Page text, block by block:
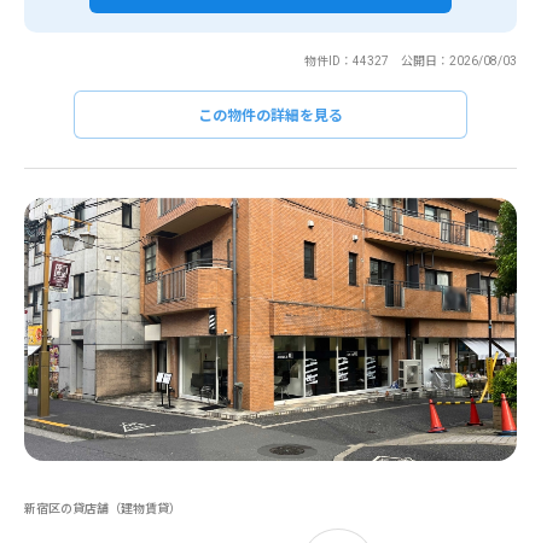
物件ID：44327 公開日：2026/08/03
この物件の詳細を見る
新宿区の貸店舗（建物賃貸）